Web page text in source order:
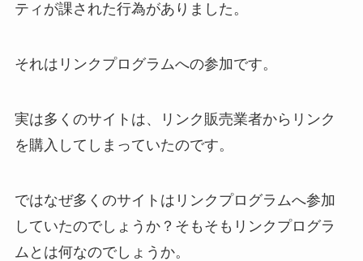
ティが課された行為がありました。
それはリンクプログラムへの参加です。
実は多くのサイトは、リンク販売業者からリンク
を購入してしまっていたのです。
ではなぜ多くのサイトはリンクプログラムへ参加
していたのでしょうか？そもそもリンクプログラ
ムとは何なのでしょうか。